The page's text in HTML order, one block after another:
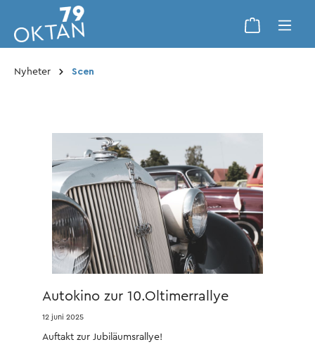
Nyheter Scen
Autokino zur 10.Oltimerrallye
12 juni 2025
Auftakt zur Jubiläumsrallye!